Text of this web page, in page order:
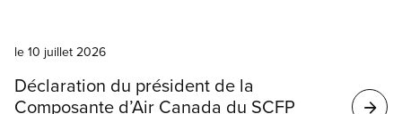
le 10 juillet 2026
Déclaration du président de la
Composante d’Air Canada du SCFP